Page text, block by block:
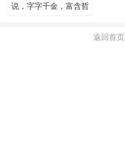
说，字字千金，富含哲
返回首页